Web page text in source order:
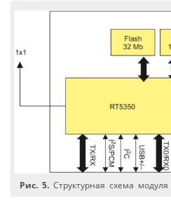
Рис. 5. Структурная схема